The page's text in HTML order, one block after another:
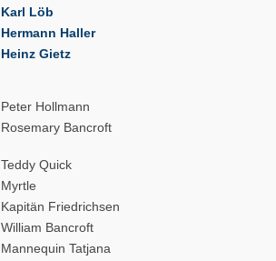
Karl Löb
Hermann Haller
Heinz Gietz
Peter Hollmann
Rosemary Bancroft
Teddy Quick
Myrtle
Kapitän Friedrichsen
William Bancroft
Mannequin Tatjana